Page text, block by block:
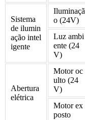
Sistema
de ilumin
ação intel
igente
Iluminaçã
o (24V)
Luz ambi
ente (24
V)
Abertura
elétrica
Motor oc
ulto (24
V)
Motor ex
posto